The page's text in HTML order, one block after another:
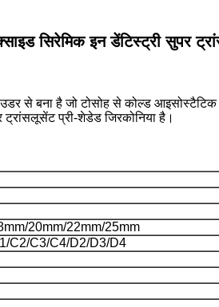
सिरेमिक इन डेंटिस्ट्री सुपर
से बना है जो टोसोह से कोल्ड
प्री-शेडेड जिरकोनिया है।
20mm/22mm/25mm
C2/C3/C4/D2/D3/D4